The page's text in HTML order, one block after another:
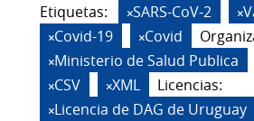
Etiquetas: SARS-CoV-2
Covid-19
Covid
Ministerio de Salud Publica
CSV
XML
Licencias:
Licencia de DAG de Uruguay